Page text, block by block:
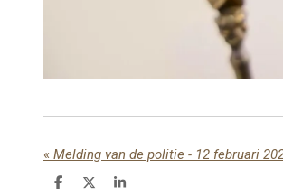
« Melding van de politie - 12 februari
D
D
S